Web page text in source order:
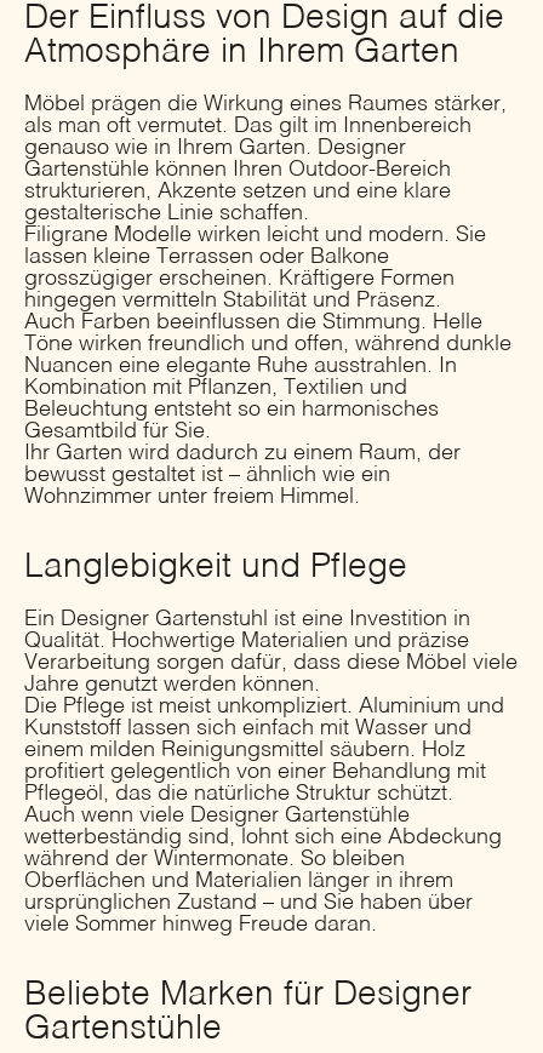
Der Einfluss von Design auf die
Atmosphäre in Ihrem Garten
Möbel prägen die Wirkung eines Raumes stärker,
als man oft vermutet. Das gilt im Innenbereich
genauso wie in Ihrem Garten. Designer
Gartenstühle können Ihren Outdoor-Bereich
strukturieren, Akzente setzen und eine klare
gestalterische Linie schaffen.
Filigrane Modelle wirken leicht und modern. Sie
lassen kleine Terrassen oder Balkone
grosszügiger erscheinen. Kräftigere Formen
hingegen vermitteln Stabilität und Präsenz.
Auch Farben beeinflussen die Stimmung. Helle
Töne wirken freundlich und offen, während dunkle
Nuancen eine elegante Ruhe ausstrahlen. In
Kombination mit Pflanzen, Textilien und
Beleuchtung entsteht so ein harmonisches
Gesamtbild für Sie.
Ihr Garten wird dadurch zu einem Raum, der
bewusst gestaltet ist – ähnlich wie ein
Wohnzimmer unter freiem Himmel.
Langlebigkeit und Pflege
Ein Designer Gartenstuhl ist eine Investition in
Qualität. Hochwertige Materialien und präzise
Verarbeitung sorgen dafür, dass diese Möbel viele
Jahre genutzt werden können.
Die Pflege ist meist unkompliziert. Aluminium und
Kunststoff lassen sich einfach mit Wasser und
einem milden Reinigungsmittel säubern. Holz
profitiert gelegentlich von einer Behandlung mit
Pflegeöl, das die natürliche Struktur schützt.
Auch wenn viele Designer Gartenstühle
wetterbeständig sind, lohnt sich eine Abdeckung
während der Wintermonate. So bleiben
Oberflächen und Materialien länger in ihrem
ursprünglichen Zustand – und Sie haben über
viele Sommer hinweg Freude daran.
Beliebte Marken für Designer
Gartenstühle